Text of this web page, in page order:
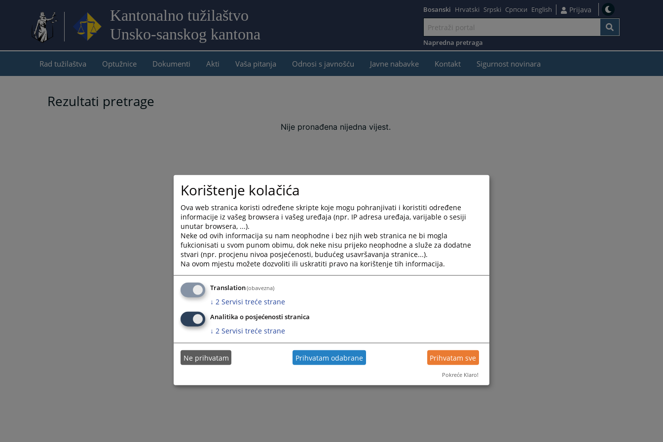
Kantonalno tužilaštvo
Unsko-sanskog kantona
sadržaj
Bosanski Hrvatski Srpski Српски English Prijava
Napredna pretraga
Rad tužilaštva Optužnice Dokumenti Akti Vaša pitanja Odnosi s javnošću Javne nabavke Kontakt Sigurnost novinara
Rezultati pretrage
Nije pronađena nijedna vijest.
Korištenje kolačića
Ova web stranica koristi određene skripte koje mogu pohranjivati i koristiti određene
informacije iz vašeg browsera i vašeg uređaja (npr. IP adresa uređaja, varijable o sesiji
unutar browsera, ...).
Neke od ovih informacija su nam neophodne i bez njih web stranica ne bi mogla
fukcionisati u svom punom obimu, dok neke nisu prijeko neophodne a služe za dodatne
stvari (npr. procjenu nivoa posjećenosti, budućeg usavršavanja stranice...).
Na ovom mjestu možete dozvoliti ili uskratiti pravo na korištenje tih informacija.
Translation(obavezna)
↓ 2 Servisi treće strane
Analitika o posjećenosti stranica
↓ 2 Servisi treće strane
Ne prihvatam Prihvatam odabrane Prihvatam sve
Pokreće Klaro!